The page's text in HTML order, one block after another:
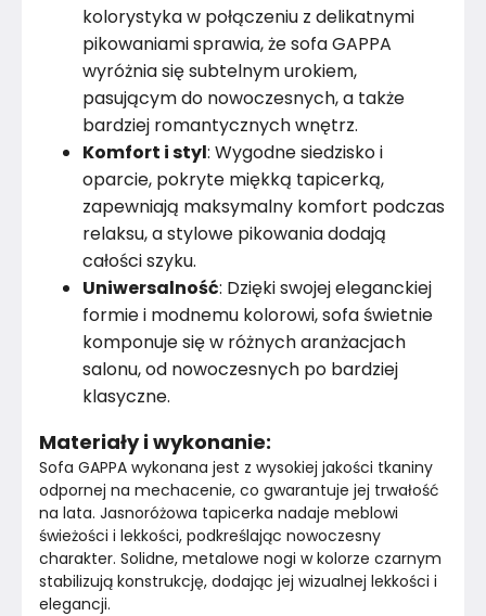
Róż i fiolet
Rodzaj tkaniny
Kolor nóżek
Marka Domo Home
Montaż Nieznany
kolorystyka w połączeniu z delikatnymi
pikowaniami sprawia, że sofa GAPPA
wyróżnia się subtelnym urokiem,
pasującym do nowoczesnych, a także
bardziej romantycznych wnętrz.
Komfort i styl: Wygodne siedzisko i
oparcie, pokryte miękką tapicerką,
zapewniają maksymalny komfort podczas
relaksu, a stylowe pikowania dodają
całości szyku.
Uniwersalność: Dzięki swojej eleganckiej
formie i modnemu kolorowi, sofa świetnie
komponuje się w różnych aranżacjach
salonu, od nowoczesnych po bardziej
klasyczne.
Materiały i wykonanie:
Sofa GAPPA wykonana jest z wysokiej jakości tkaniny
odpornej na mechacenie, co gwarantuje jej trwałość
na lata. Jasnoróżowa tapicerka nadaje meblowi
świeżości i lekkości, podkreślając nowoczesny
charakter. Solidne, metalowe nogi w kolorze czarnym
stabilizują konstrukcję, dodając jej wizualnej lekkości i
elegancji.